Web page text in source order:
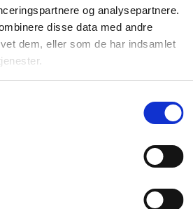
og analysepartnere.
disse data med andre
dem, eller som de har indsamlet